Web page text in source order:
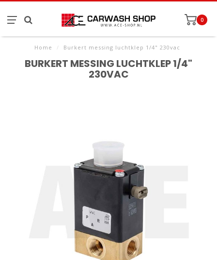
0
Home / Burkert messing luchtklep 1/4" 230vac
BURKERT MESSING LUCHTKLEP 1/4"
230VAC